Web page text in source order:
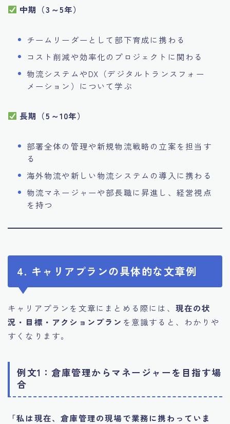
中期（3～5年）
チームリーダーとして部下育成に携わる
コスト削減や効率化のプロジェクトに関わる
物流システムやDX（デジタルトランスフォー
メーション）について学ぶ
長期（5～10年）
部署全体の管理や新規物流戦略の立案を担当す
る
海外物流や新しい物流システムの導入に携わる
物流マネージャーや部長職に昇進し、経営視点
を持つ
4. キャリアプランの具体的な文章例
キャリアプランを文章にまとめる際には、 現在の状
況・目標・アクションプラン を意識すると、わかりや
すくなります。
例文1：倉庫管理からマネージャーを目指す場
合
「私は現在、倉庫管理の現場で業務に携わっていま